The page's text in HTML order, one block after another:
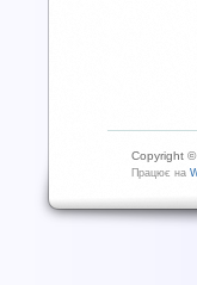
Copyright
Працює на